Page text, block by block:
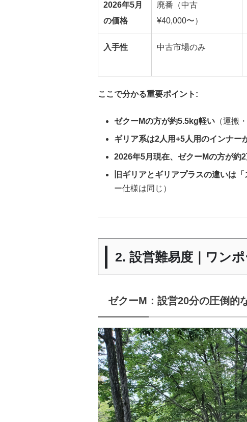
2026年5月
の価格
廃番（中古
¥40,000〜）
入手性 中古市場のみ
ここで分かる重要ポイント:
ゼクーMの方が約5.5kg軽い （運搬
ギリア系は2人用+5人用のインナー
2026年5月現在、ゼクーMの方が約
旧ギリアとギリアプラスの違いは
ー仕様は同じ）
2. 設営難易度｜ワン
ゼクーM：設営20分の圧倒的